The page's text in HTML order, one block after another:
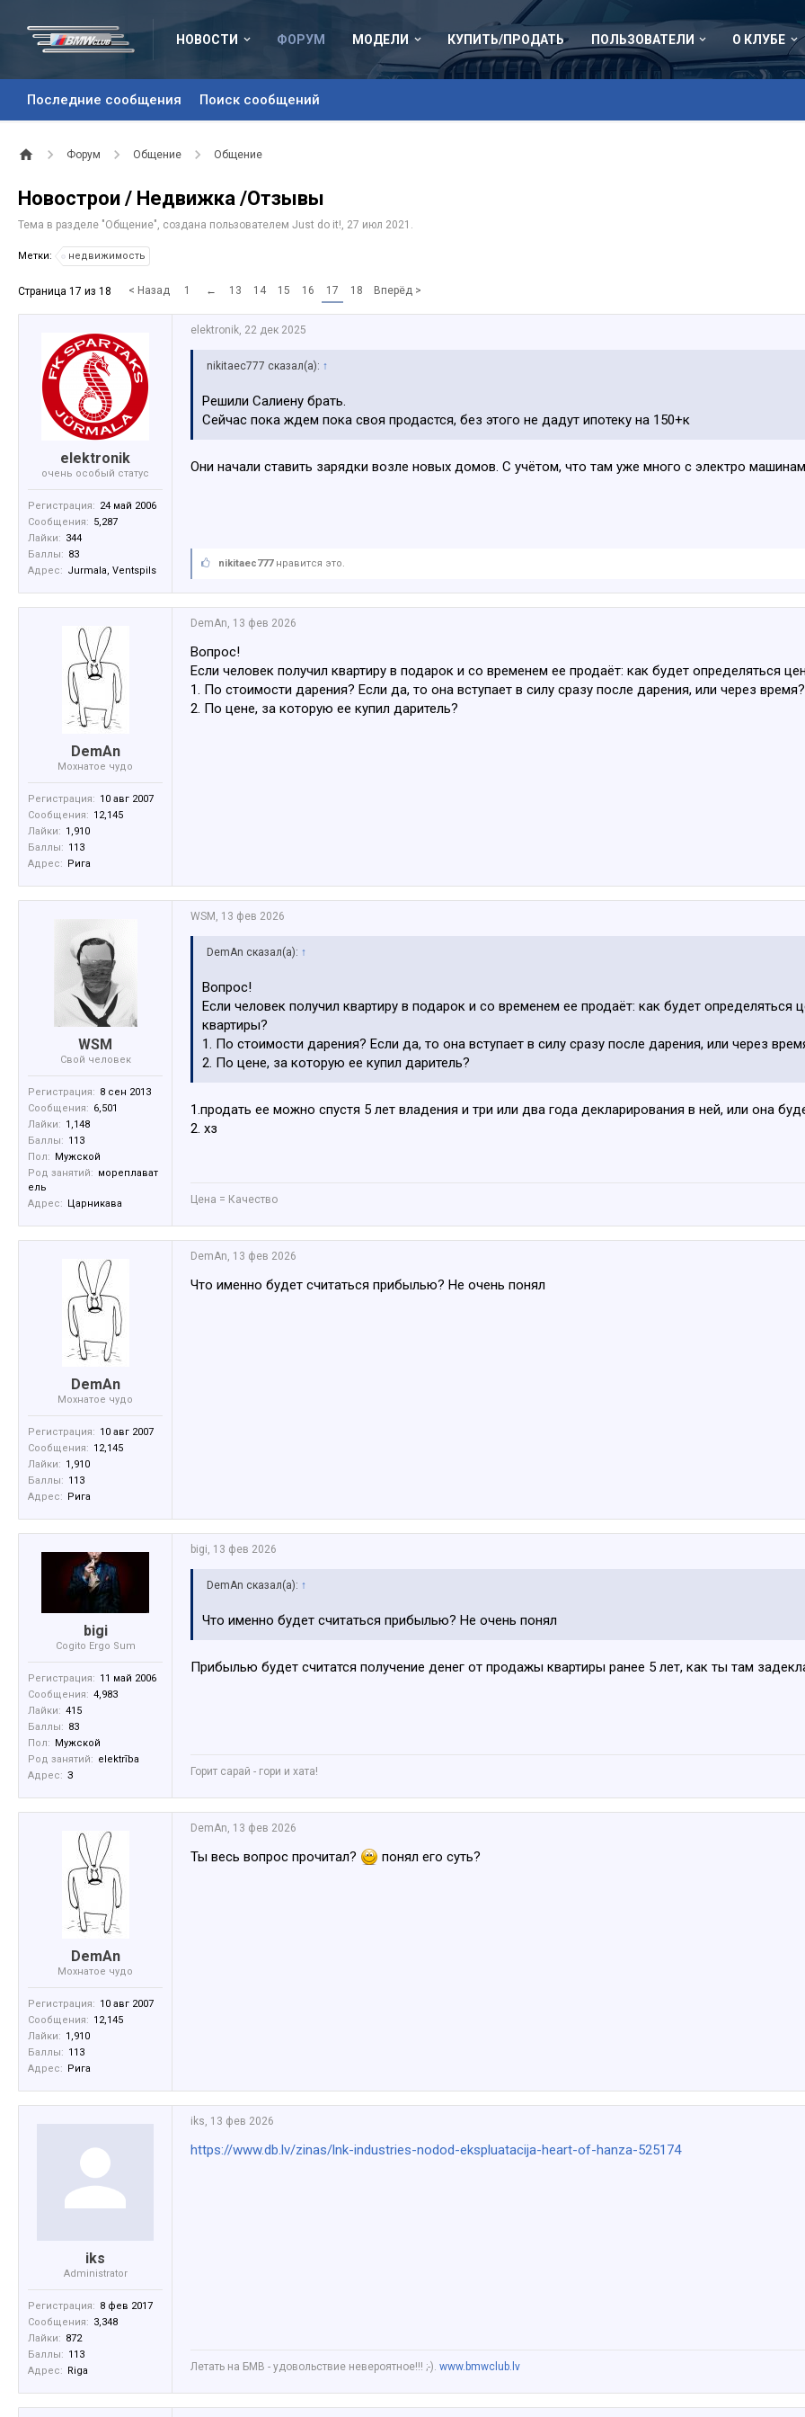
НОВОСТИ ФОРУМ
Последние сообщения Поиск сообщений
МОДЕЛИ КУПИТЬ/ПРОДАТЬ ПОЛЬЗОВАТЕЛИ О КЛУБЕ
Форум Общение Общение
Новострои / Недвижка /Отзывы
Тема в разделе "Общение", создана пользователем Just do it!, 27 июл 2021 .
Метки: недвижимость
Страница 17 из 18 < Назад 1 ← 13 14 15 16 17 18 Вперёд >
elektronik
очень особый статус
Регистрация: 24 май 2006
Сообщения: 5,287
Лайки: 344
Баллы: 83
Адрес: Jurmala, Ventspils
elektronik, 22 дек 2025
nikitaec777 сказал(а): ↑
Решили Салиену брать.
Сейчас пока ждем пока своя продастся, без этого не дадут ипотеку на 150+к
Они начали ставить зарядки возле новых домов. С учётом, что там уже много с электро
nikitaec777нравится это.
DemAn
Мохнатое чудо
Регистрация: 10 авг 2007
Сообщения: 12,145
Лайки: 1,910
Баллы: 113
Адрес: Рига
DemAn, 13 фев 2026
Вопрос!
Если человек получил квартиру в подарок и со временем ее продаёт: как будет определяться
1. По стоимости дарения? Если да, то она вступает в силу сразу после дарения, или через время?
2. По цене, за которую ее купил даритель?
WSM
Свой человек
Регистрация: 8 сен 2013
Сообщения: 6,501
Лайки: 1,148
Баллы: 113
Пол: Мужской
Род занятий: мореплават
ель
Адрес: Царникава
WSM , 13 фев 2026
DemAn сказал(а): ↑
Вопрос!
Если человек получил квартиру в подарок и со временем ее продаёт: как будет определяться
квартиры?
1. По стоимости дарения? Если да, то она вступает в силу сразу после дарения, или через
2. По цене, за которую ее купил даритель?
1.продать ее можно спустя 5 лет владения и три или два года декларирования в ней, или она
2. хз
Цена = Качество
DemAn
Мохнатое чудо
Регистрация: 10 авг 2007
Сообщения: 12,145
Лайки: 1,910
Баллы: 113
Адрес: Рига
DemAn, 13 фев 2026
Что именно будет считаться прибылью? Не очень понял
bigi
Cogito Ergo Sum
Регистрация: 11 май 2006
Сообщения: 4,983
Лайки: 415
Баллы: 83
Пол: Мужской
Род занятий: elektrība
Адрес: З
bigi, 13 фев 2026
DemAn сказал(а): ↑
Что именно будет считаться прибылью? Не очень понял
Прибылью будет считатся получение денег от продажы квартиры ранее 5 лет, как ты там
Горит сарай - гори и хата!
DemAn
Мохнатое чудо
Регистрация: 10 авг 2007
Сообщения: 12,145
Лайки: 1,910
Баллы: 113
Адрес: Рига
DemAn, 13 фев 2026
Ты весь вопрос прочитал? понял его суть?
iks
Administrator
Регистрация: 8 фев 2017
Сообщения: 3,348
Лайки: 872
Баллы: 113
Адрес: Riga
iks, 13 фев 2026
https://www.db.lv/zinas/lnk-industries-nodod-ekspluatacija-heart-of-hanza-525174
Летать на БМВ - удовольствие невероятное!!! ;-). www.bmwclub.lv